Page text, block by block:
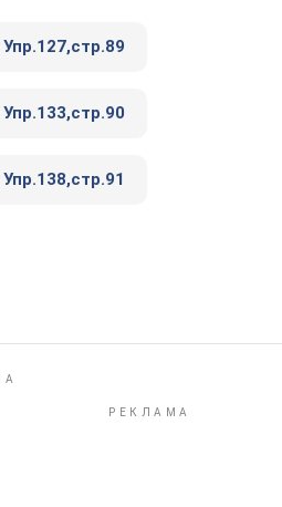
Упр.127,стр.89
Упр.133,стр.90
Упр.138,стр.91